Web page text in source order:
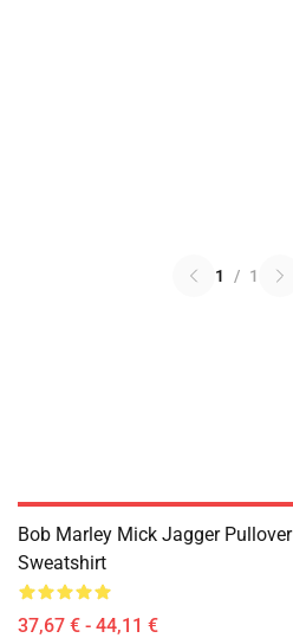
1 / 1
Bob Marley Mick Jagger Pullover
Sweatshirt
37,67 € - 44,11 €